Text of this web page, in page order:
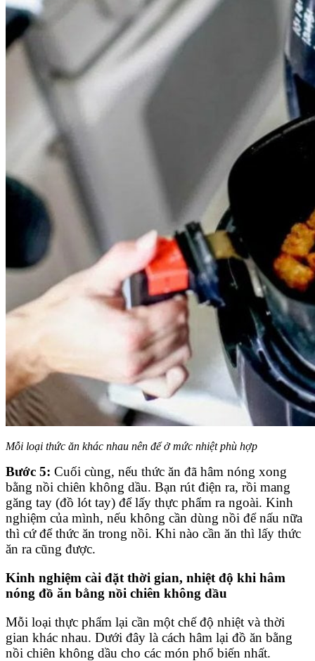
Mỗi loại thức ăn khác nhau nên để ở mức nhiệt phù hợp
Bước 5: Cuối cùng, nếu thức ăn đã hâm nóng xong
bằng nồi chiên không dầu. Bạn rút điện ra, rồi mang
găng tay (đồ lót tay) để lấy thực phẩm ra ngoài. Kinh
nghiệm của mình, nếu không cần dùng nồi để nấu nữa
thì cứ để thức ăn trong nồi. Khi nào cần ăn thì lấy thức
ăn ra cũng được.
Kinh nghiệm cài đặt thời gian, nhiệt độ khi hâm
nóng đồ ăn bằng nồi chiên không dầu
Mỗi loại thực phẩm lại cần một chế độ nhiệt và thời
gian khác nhau. Dưới đây là cách hâm lại đồ ăn bằng
nồi chiên không dầu cho các món phổ biến nhất.